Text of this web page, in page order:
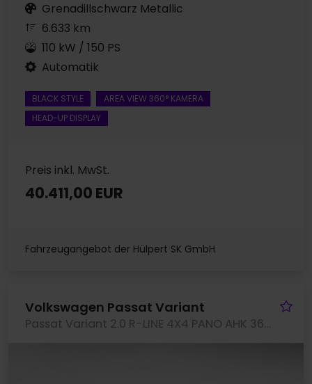
Grenadillschwarz Metallic
6.633 km
110 kW / 150 PS
Automatik
BLACK STYLE
AREA VIEW 360° KAMERA
HEAD-UP DISPLAY
Preis inkl. MwSt.
40.411,00 EUR
Fahrzeugangebot der Hülpert SK GmbH
Volkswagen Passat Variant
Passat Variant 2.0 R-LINE 4X4 PANO AHK 360CAM LM19